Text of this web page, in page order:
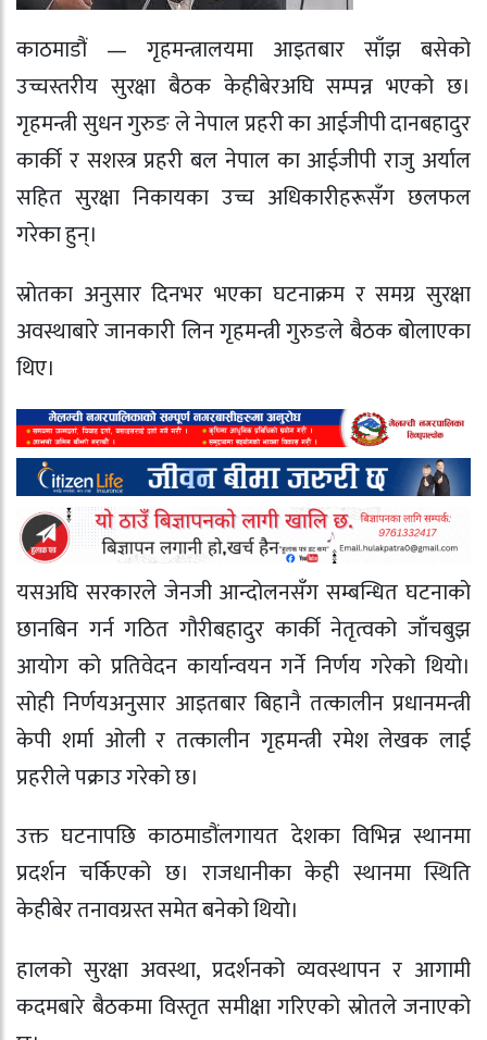
काठमाडौं — गृहमन्त्रालयमा आइतबार साँझ बसेको
उच्चस्तरीय सुरक्षा बैठक केहीबेरअघि सम्पन्न भएको छ।
गृहमन्त्री सुधन गुरुङ ले नेपाल प्रहरी का आईजीपी दानबहादुर
कार्की र सशस्त्र प्रहरी बल नेपाल का आईजीपी राजु अर्याल
सहित सुरक्षा निकायका उच्च अधिकारीहरूसँग छलफल
गरेका हुन्।
स्रोतका अनुसार दिनभर भएका घटनाक्रम र समग्र सुरक्षा
अवस्थाबारे जानकारी लिन गृहमन्त्री गुरुङले बैठक बोलाएका
थिए।
यसअघि सरकारले जेनजी आन्दोलनसँग सम्बन्धित घटनाको
छानबिन गर्न गठित गौरीबहादुर कार्की नेतृत्वको जाँचबुझ
आयोग को प्रतिवेदन कार्यान्वयन गर्ने निर्णय गरेको थियो।
सोही निर्णयअनुसार आइतबार बिहानै तत्कालीन प्रधानमन्त्री
केपी शर्मा ओली र तत्कालीन गृहमन्त्री रमेश लेखक लाई
प्रहरीले पक्राउ गरेको छ।
उक्त घटनापछि काठमाडौंलगायत देशका विभिन्न स्थानमा
प्रदर्शन चर्किएको छ। राजधानीका केही स्थानमा स्थिति
केहीबेर तनावग्रस्त समेत बनेको थियो।
हालको सुरक्षा अवस्था, प्रदर्शनको व्यवस्थापन र आगामी
कदमबारे बैठकमा विस्तृत समीक्षा गरिएको स्रोतले जनाएको